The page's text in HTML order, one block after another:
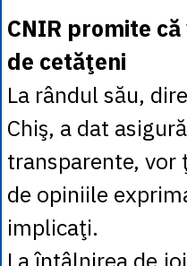
CNIR promite
de cetăţeni
La rândul său,
Chiş, a dat
transparente, vor
de opiniile
implicaţi.